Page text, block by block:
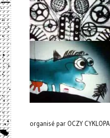
organisé par OCZY CYKLOPA